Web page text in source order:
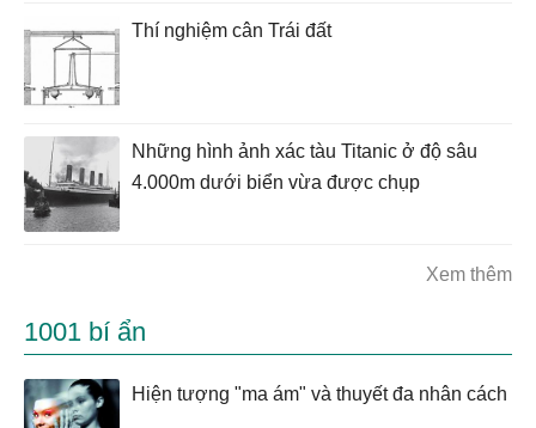
Thí nghiệm cân Trái đất
Những hình ảnh xác tàu Titanic ở độ sâu
4.000m dưới biển vừa được chụp
Xem thêm
1001 bí ẩn
Hiện tượng "ma ám" và thuyết đa nhân cách